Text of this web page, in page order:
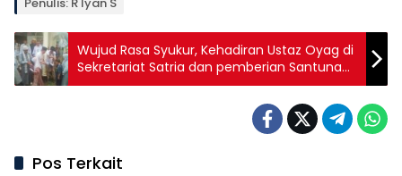
Wujud Rasa Syukur, Kehadiran Ustaz Oyag di
Sekretariat Satria dan pemberian Santunan
Yatim Piatu
Pos Terkait